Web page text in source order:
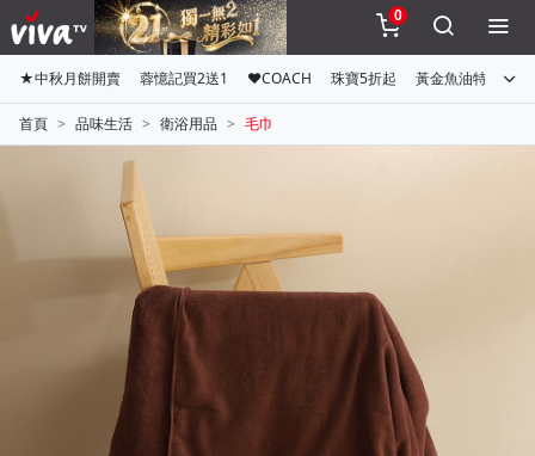
0
★中秋月餅開賣 蓉憶記買2送1 ♥COACH 珠寶5折起 黃金魚油特惠組
首頁 品味生活 衛浴用品 毛巾